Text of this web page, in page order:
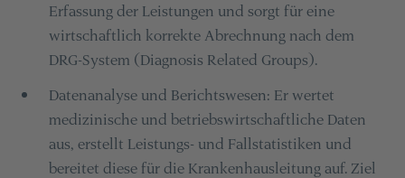
Erfassung der Leistungen und sorgt für eine
wirtschaftlich korrekte Abrechnung nach dem
DRG-System (Diagnosis Related Groups).
Datenanalyse und Berichtswesen: Er wertet
medizinische und betriebswirtschaftliche Daten
aus, erstellt Leistungs- und Fallstatistiken und
bereitet diese für die Krankenhausleitung auf. Ziel